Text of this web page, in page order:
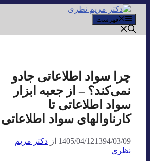
پرش
محتوا
فهرست
چرا سواد اطلاعاتی جادو
نمی‌کند؟ – از جعبه ابزار
سواد اطلاعاتی تا
کارناوالهای سواد اطلاعاتی
1405/04/121394/03/09 از دکتر مریم
نظری